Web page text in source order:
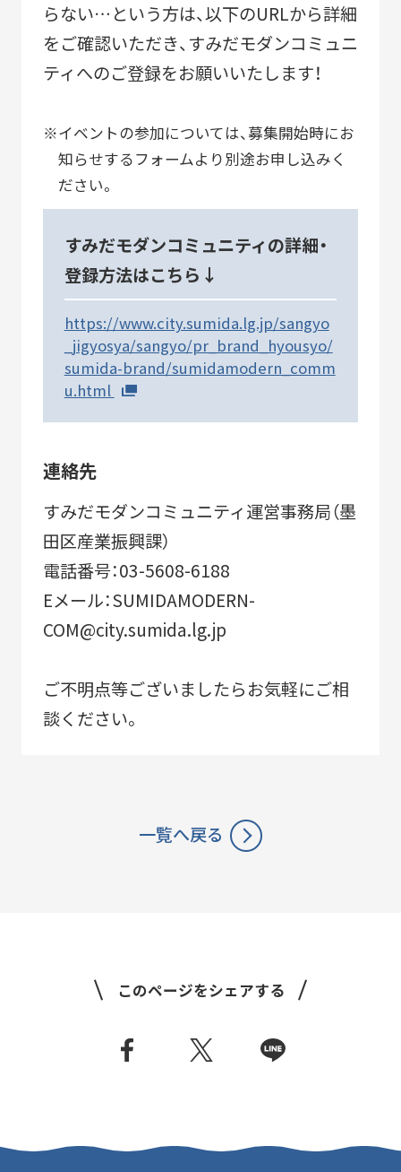
らない…という方は、以下のURLから詳細
をご確認いただき、すみだモダンコミュニ
ティへのご登録をお願いいたします！
イベントの参加については、募集開始時にお
知らせするフォームより別途お申し込みく
ださい。
すみだモダンコミュニティの詳細・
登録方法はこちら↓
https://www.city.sumida.lg.jp/sangyo
_jigyosya/sangyo/pr_brand_hyousyo/
sumida-brand/sumidamodern_comm
u.html
連絡先
すみだモダンコミュニティ運営事務局（墨
田区産業振興課）
電話番号：03-5608-6188
Eメール：SUMIDAMODERN-
COM@city.sumida.lg.jp
ご不明点等ございましたらお気軽にご相
談ください。
一覧へ戻る
このページをシェアする